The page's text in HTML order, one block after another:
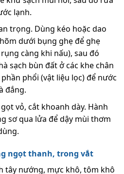
lạnh.
trọng. Dùng kéo hoặc dao
dưới bụng ghẹ để ghẹ
càng khi nấu), sau đó
sạch bùn đất ở các khe chân
phổi (vật liệu lọc) để nước
đắng.
vỏ, cắt khoanh dày. Hành
sơ qua lửa để dậy mùi thơm
ngọt thanh, trong vắt
tây nướng, mực khô, tôm khô